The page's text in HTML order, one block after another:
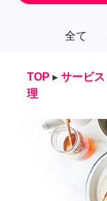
全て
TOP ▸ サービス
理